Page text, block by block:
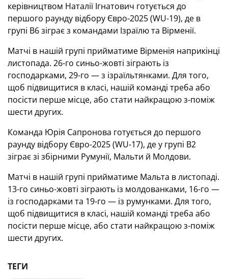
керівництвом Наталії Ігнатович готується до
першого раунду відбору Євро-2025 (WU-19), де в
групі В6 зіграє з командами Ізраїлю та Вірменії.
Матчі в нашій групі прийматиме Вірменія наприкінці
листопада. 26-го синьо-жовті зіграють із
господарками, 29-го — з ізраїльтянками. Для того,
щоб підвищитися в класі, нашій команді треба або
посісти перше місце, або стати найкращою з-поміж
шести других.
Команда Юрія Сапронова готується до першого
раунду відбору Євро-2025 (WU-17), де у групі В2
зіграє зі збірними Румунії, Мальти й Молдови.
Матчі в нашій групі прийматиме Мальта в листопаді.
13-го синьо-жовті зіграють із молдованками, 16-го —
із господарками та 19-го — із румунками. Для того,
щоб підвищитися в класі, нашій команді треба або
посісти перше місце, або стати найкращою з-поміж
шести других.
ТЕГИ